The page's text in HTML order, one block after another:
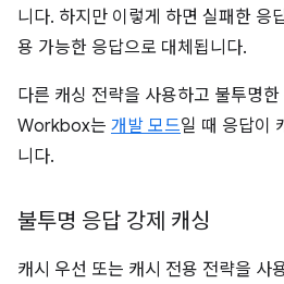
니다. 하지만 이렇게 하면 실패한 응
용 가능한 응답으로 대체됩니다.
다른 캐싱 전략을 사용하고 불투명
Workbox는 개발 모드일 때 응답이
니다.
불투명 응답 강제 캐싱
캐시 우선 또는 캐시 전용 전략을 사